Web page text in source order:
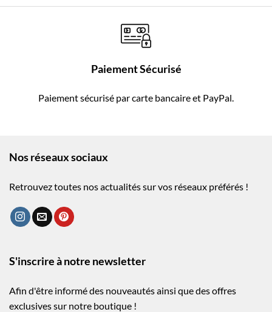
Paiement Sécurisé
Paiement sécurisé par carte bancaire et PayPal.
Nos réseaux sociaux
Retrouvez toutes nos actualités sur vos réseaux préférés !
S'inscrire à notre newsletter
Afin d'être informé des nouveautés ainsi que des offres
exclusives sur notre boutique !